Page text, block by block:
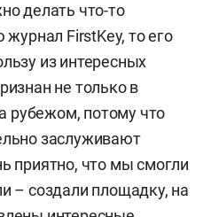
делать что-то
FirstKey, то его
из интересных
не только в
рубежом, потому что
заслуживают
приятно, что мы смогли
– создали площадку, на